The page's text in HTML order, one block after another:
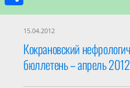
15.04.2012
Кокрановский
бюллетень – апрель
Share